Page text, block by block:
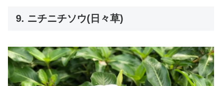
9. ニチニチソウ(日々草)